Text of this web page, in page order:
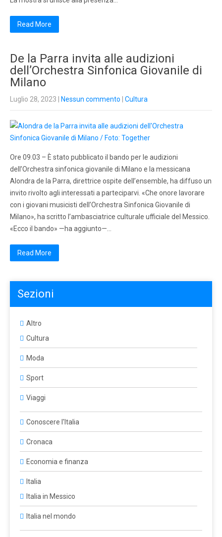
Read More
De la Parra invita alle audizioni
dell’Orchestra Sinfonica Giovanile di
Milano
Luglio 28, 2023 Nessun commento Cultura
Ore 09.03 – È stato pubblicato il bando per le audizioni
dell’Orchestra sinfonica giovanile di Milano e la messicana
Alondra de la Parra, direttrice ospite dell’ensemble, ha diffuso un
invito rivolto agli interessati a parteciparvi. «Che onore lavorare
con i giovani musicisti dell’Orchestra Sinfonica Giovanile di
Milano», ha scritto l’ambasciatrice culturale ufficiale del Messico.
«Ecco il bando» —ha aggiunto—…
Read More
Sezioni
Altro
Cultura
Moda
Sport
Viaggi
Conoscere l'Italia
Cronaca
Economia e finanza
Italia
Italia in Messico
Italia nel mondo